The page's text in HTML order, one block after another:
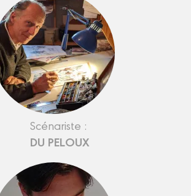
Scénariste :
DU PELOUX